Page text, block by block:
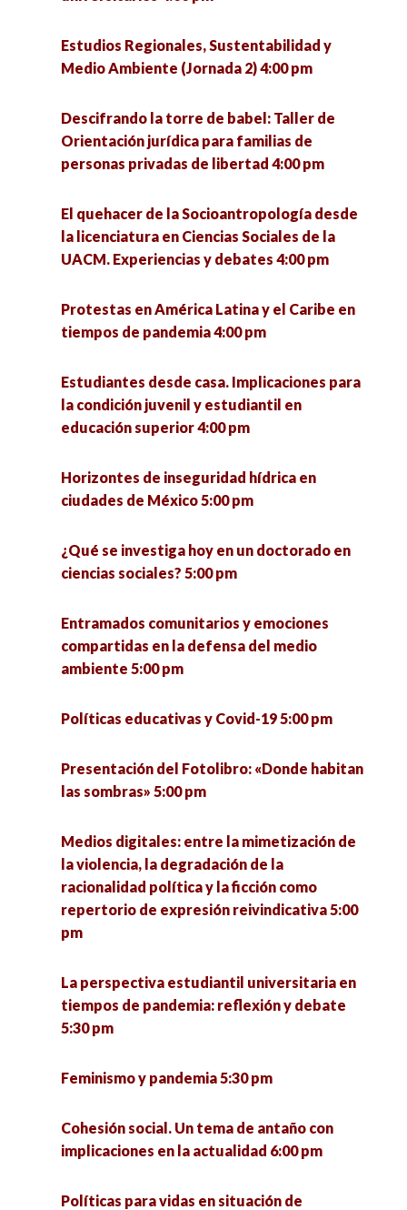
¿Qué se investiga hoy en un doctorado en
Seminario «La utopía política» (1a sesión) 6:00
VII Jornadas de Políticas Públicas ante los
desafíos urbanos. Riesgos, cultura y
y paradigmas educativos. 5:00 pm
del modelo de reinserción social en el CERESO
Hermosillo I 5:00 pm
retrospectiva desde México prehispánico
perspectiva hasta la 4T. 5:00 pm
ciencias sociales? 5:00 pm
articuladores de la ciudad 5:30 pm
Pymes innovadoras y su impacto social en el
La otra economía. Resultados de investigación
estado de Jalisco y México 7:00 pm
Estudios Regionales, Sustentabilidad y
Medio Ambiente (Jornada 2) 4:00 pm
Descifrando la torre de babel: Taller de
Orientación jurídica para familias de
personas privadas de libertad 4:00 pm
El quehacer de la Socioantropología desde
la licenciatura en Ciencias Sociales de la
UACM. Experiencias y debates 4:00 pm
Protestas en América Latina y el Caribe en
tiempos de pandemia 4:00 pm
Estudiantes desde casa. Implicaciones para
la condición juvenil y estudiantil en
educación superior 4:00 pm
Horizontes de inseguridad hídrica en
ciudades de México 5:00 pm
¿Qué se investiga hoy en un doctorado en
ciencias sociales? 5:00 pm
Entramados comunitarios y emociones
compartidas en la defensa del medio
ambiente 5:00 pm
Políticas educativas y Covid-19 5:00 pm
Presentación del Fotolibro: «Donde habitan
las sombras» 5:00 pm
Medios digitales: entre la mimetización de
la violencia, la degradación de la
racionalidad política y la ficción como
repertorio de expresión reivindicativa 5:00
pm
La perspectiva estudiantil universitaria en
tiempos de pandemia: reflexión y debate
5:30 pm
Feminismo y pandemia 5:30 pm
Cohesión social. Un tema de antaño con
implicaciones en la actualidad 6:00 pm
Políticas para vidas en situación de